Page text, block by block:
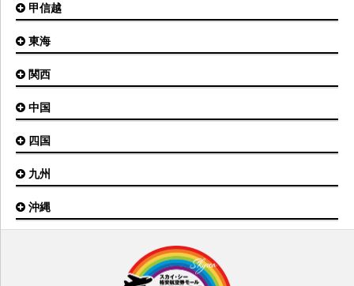
釧路空港
稚内空港
とかち帯広空港
根室中標津空港
奥尻空港
利尻空港
三沢空港
福島空港
大館能代空港
庄内空港
山形空港
能登空港
東京(羽田)空港
茨城空港
八丈島空港
甲信越
新潟空港
東海
名古屋(中部)空港
静岡空港
関西
大阪(伊丹)空港
神戸空港
南紀白浜空港
中国
広島空港
山口宇部空港
出雲空港
米子空港
四国
松山空港
徳島空港
九州
福岡空港
鹿児島空港
沖縄